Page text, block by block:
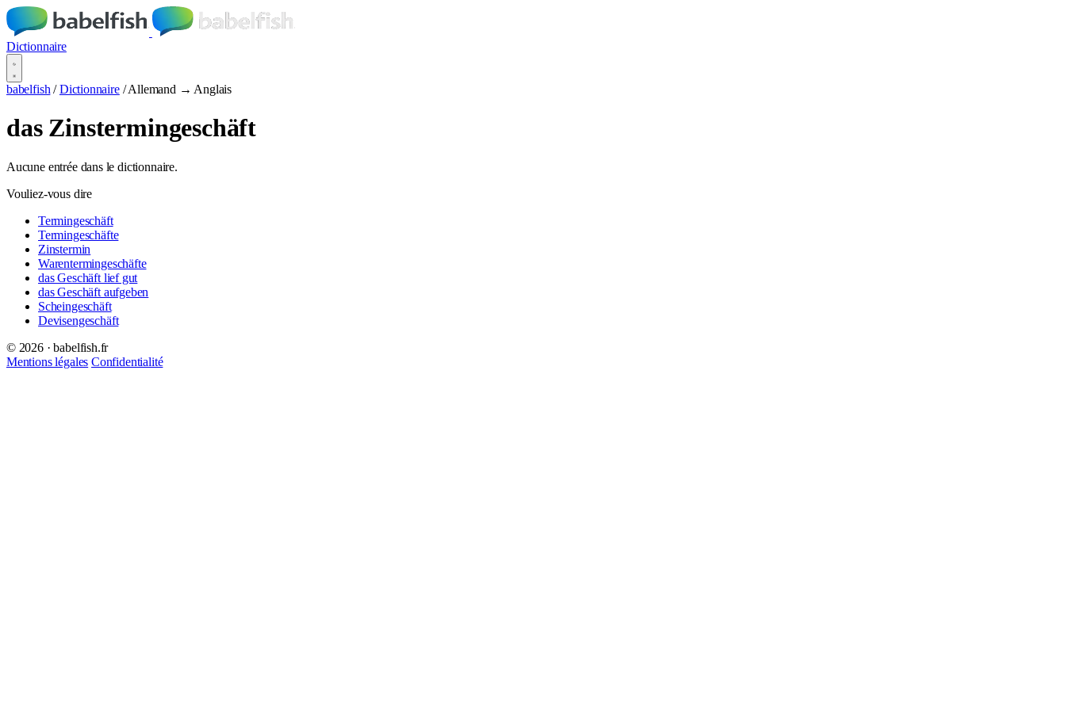
Dictionnaire
babelfish / Dictionnaire / Allemand → Anglais
das Zinstermingeschäft
Aucune entrée dans le dictionnaire.
Vouliez-vous dire
Termingeschäft
Termingeschäfte
Zinstermin
Warentermingeschäfte
das Geschäft lief gut
das Geschäft aufgeben
Scheingeschäft
Devisengeschäft
© 2026 · babelfish.fr
Mentions légales Confidentialité